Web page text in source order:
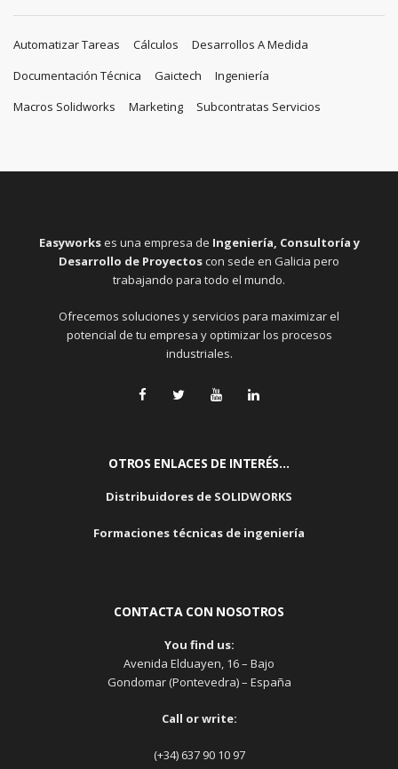
Automatizar Tareas Cálculos
Desarrollos A Medida
Documentación Técnica
Gaictech
Ingeniería
Macros Solidworks
Marketing Subcontratas Servicios
Easyworkses una empresa de Ingeniería, Consultoría y
Desarrollo de Proyectoscon sede en Galicia pero
trabajando para todo el mundo.
Ofrecemos soluciones y servicios para maximizar el
potencial de tu empresa y optimizar los procesos
industriales.
OTROS ENLACES DE INTERÉS…
Distribuidores de SOLIDWORKS
Formaciones técnicas de ingeniería
CONTACTA CON NOSOTROS
You find us:
Avenida Elduayen, 16 – Bajo
Gondomar (Pontevedra) – España
Call or write:
(+34) 637 90 10 97